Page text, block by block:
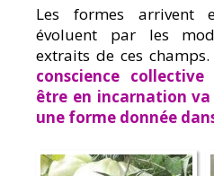
Les formes arrivent
évoluent par les
extraits de ces champs.
conscience
être en incarnation
une forme donnée